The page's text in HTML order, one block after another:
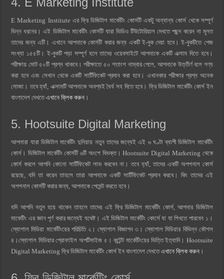
E Marketing Institute এর ফ্রি ডিজিটাল মার্কেটিং কোর্সটি একটু অন্যান্য কোর্স থেকে সম্পূর্ণ
ভিন্ন ধরনের। এই ডিজিটাল মার্কেটিং কোর্সটি যারা ভিডিও টিউটোরিয়াল দেখতে পছন্দ করেন না মূলত
তাদের জন্য এটি। এখানে আপনাকে কোর্সটি করার জন্য একটি ই-বুক দেয়া হবে। ই-বুকটিতে পেজ
সংখ্যা ১৫৫টি। ই-বুকটি পড়া সম্পূর্ণ হলে তাদের ওয়েবসাইটে আপনাকে একটি এক্সাম দিতে হবে।
পরীক্ষায় মোট ৫০টি প্রশ্ন থাকবে। পরীক্ষাতে ৫০ শতাংশ নাম্বার পেলে, আপনাকে উত্তীর্ণ বলে গণ্য
করা হবে এবং সেখান থেকে একটি সার্টিফিকেট প্রদান করা হবে। এখানকার পরীক্ষার প্রশ্ন অনেক
সোজা। তবে হ্যাঁ, এক্সামটি আপনাকে অবশ্যই ধৈর্য সহ দিতে হবে। ফ্রি ডিজিটাল মার্কেটিং কোর্স ইন
বাংলাদেশ দেখতেএখানে ক্লিক করুন ।
5. Hootsuite Digital Marketing
আপনারা যারা ডিজিটাল মার্কেটিং দুনিয়ায় নতুন তাদের জন্যেই এই ৬ ঘণ্টা ব্যাপী ডিজিটাল মার্কেটিং
কোর্স। ডিজিটাল মার্কেটিং কোর্সটি ৬টি অংশে বিভক্ত। Hootsuite Digital Marketing থেকে
কোর্স করলে আপনি কোনো সার্টিফিকেট লাভ করবেন না। তবে হ্যাঁ, তাদের একটি অপশনাল কোর্স
রয়েছে, যদি তা করেন তাহলে তারা আপনাকে একটি সার্টিফিকেট প্রদান করবে। কিং তাদের এই
অপশনাল কোর্সটি করার জন্য, আপনাকে পেমেন্ট করতে হবে।
যদি আপনি নতুন হয়ে থাকেন তাহলে তাদের এই ফ্রি ডিজিটাল মার্কেটিং কোর্স, আপনার ডিজিটাল
মাকেটিং এর জ্ঞান পূর্ণ করার জন্যেই যথেষ্ট। এই ডিজিটাল মার্কেটিং কোর্সে যা যা শিখতে পারবেন ১।
স্যোশাল মিডিয়া মার্কেটিংয়ের পরিচিতি ২। স্যোশাল বিজ্ঞাপন ৩। স্যোশাল মিডিয়ার বিভিন্ন কৌশল
৪।স্যোশাল মিডিয়ার প্রোফাইল অপটিমাইজ ৫। কন্টেন্ট মার্কেটিংয়ের ভিত্তি ইত্যাদি। Hootsuite
Digital Marketing ফ্রি ডিজিটাল মার্কেটিং কোর্স ইন বাংলাদেশ দেখতেএখানে ক্লিক করুন ।